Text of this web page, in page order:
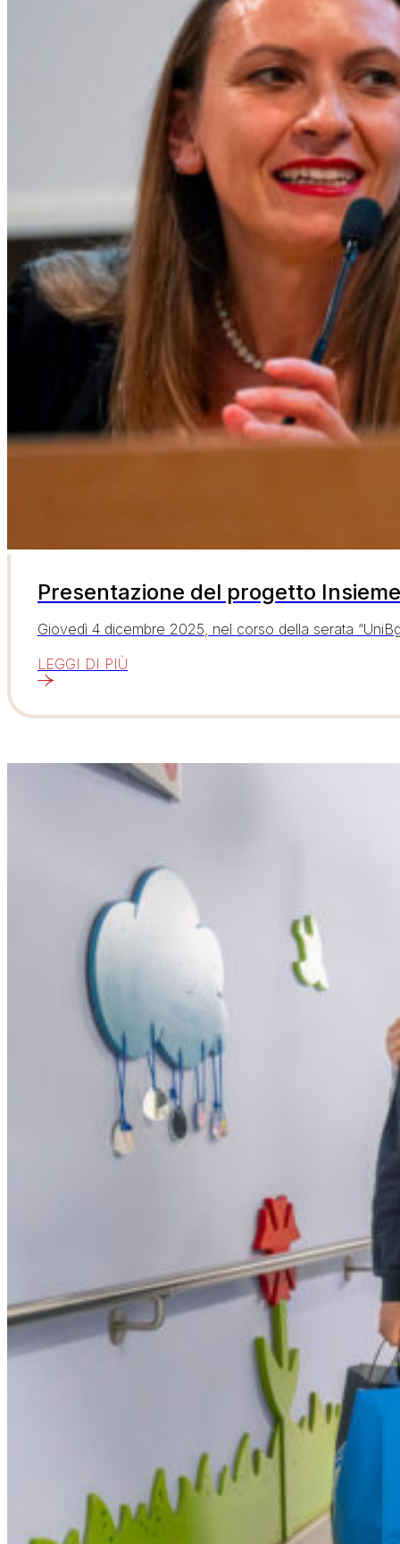
Presentazione del progetto
Giovedì 4 dicembre 2025, nel corso della serata
LEGGI DI PIÙ